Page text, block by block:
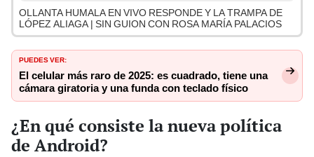
OLLANTA HUMALA EN VIVO RESPONDE Y LA TRAMPA DE
LÓPEZ ALIAGA | SIN GUION CON ROSA MARÍA PALACIOS
PUEDES VER:
El celular más raro de 2025: es cuadrado, tiene una
cámara giratoria y una funda con teclado físico
¿En qué consiste la nueva política
de Android?